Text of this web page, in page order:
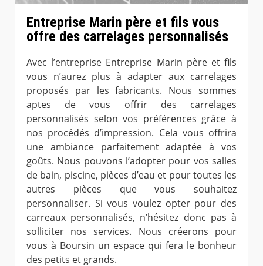
Entreprise Marin père et fils vous
offre des carrelages personnalisés
Avec l’entreprise Entreprise Marin père et fils
vous n’aurez plus à adapter aux carrelages
proposés par les fabricants. Nous sommes
aptes de vous offrir des carrelages
personnalisés selon vos préférences grâce à
nos procédés d’impression. Cela vous offrira
une ambiance parfaitement adaptée à vos
goûts. Nous pouvons l’adopter pour vos salles
de bain, piscine, pièces d’eau et pour toutes les
autres pièces que vous souhaitez
personnaliser. Si vous voulez opter pour des
carreaux personnalisés, n’hésitez donc pas à
solliciter nos services. Nous créerons pour
vous à Boursin un espace qui fera le bonheur
des petits et grands.